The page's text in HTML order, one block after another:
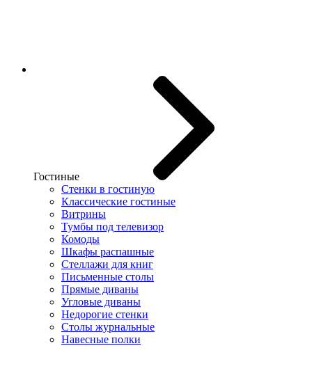
Гостиные
Стенки в гостиную
Классические гостиные
Витрины
Тумбы под телевизор
Комоды
Шкафы распашные
Стеллажи для книг
Письменные столы
Прямые диваны
Угловые диваны
Недорогие стенки
Столы журнальные
Навесные полки